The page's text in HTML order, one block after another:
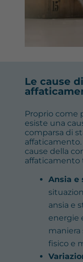
Le cause
Proprio come
esiste una
comparsa di
cause della
affaticamento
Ansia e
ansia e
energie
maniera
fisico e